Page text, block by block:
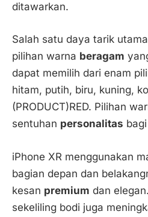
ditawarkan.
Salah satu daya tarik
pilihan warna beragam
dapat memilih dari enam
hitam, putih, biru, kuning,
(PRODUCT)RED. Pilihan
sentuhan personalitas
iPhone XR menggunakan
bagian depan dan
kesan premium dan
sekeliling bodi juga